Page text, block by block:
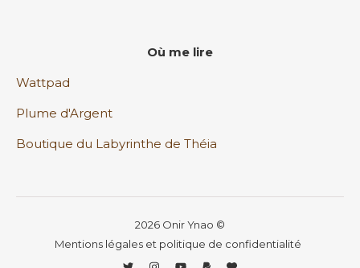
Où me lire
Wattpad
Plume d'Argent
Boutique du Labyrinthe de Théia
2026 Onir Ynao ©
Mentions légales et politique de confidentialité